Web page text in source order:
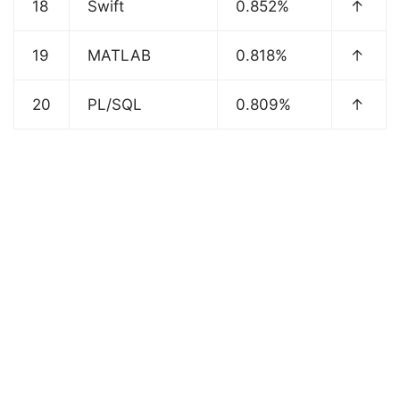
18 Swift 0.852% ↑
19 MATLAB 0.818% ↑
20 PL/SQL 0.809% ↑